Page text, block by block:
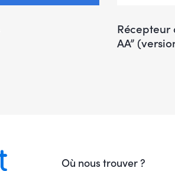
Récepteur
AA”
Où nous trouver ?